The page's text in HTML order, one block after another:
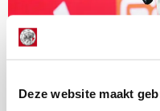
Deze website maakt